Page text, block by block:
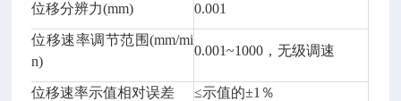
位移分辨力(mm) 0.001
位移速率调节范围(mm/mi
n)
0.001~1000，无级调速
位移速率示值相对误差 ≤示值的±1％